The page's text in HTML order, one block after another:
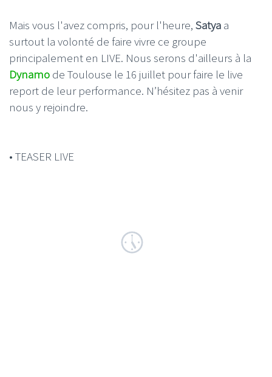
Mais vous l'avez compris, pour l'heure, Satya a
surtout la volonté de faire vivre ce groupe
principalement en LIVE. Nous serons d'ailleurs à la
Dynamo de Toulouse le 16 juillet pour faire le live
report de leur performance. N’hésitez pas à venir
nous y rejoindre.
• TEASER LIVE